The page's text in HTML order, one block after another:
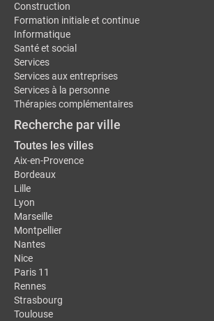
Construction
Formation initiale et continue
Informatique
Santé et social
Services
Services aux entreprises
Services à la personne
Thérapies complémentaires
Recherche par ville
Toutes les villes
Aix-en-Provence
Bordeaux
Lille
Lyon
Marseille
Montpellier
Nantes
Nice
Paris 11
Rennes
Strasbourg
Toulouse